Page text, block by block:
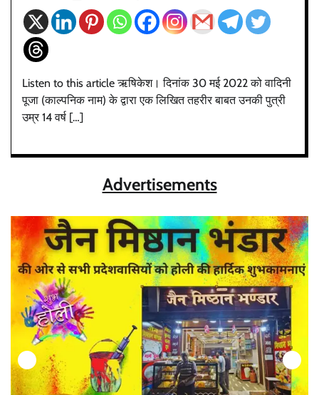
Listen to this article ऋषिकेश। दिनांक 30 मई 2022 को वादिनी
पूजा (काल्पनिक नाम) के द्वारा एक लिखित तहरीर बाबत उनकी पुत्री
उम्र 14 वर्ष […]
Advertisements